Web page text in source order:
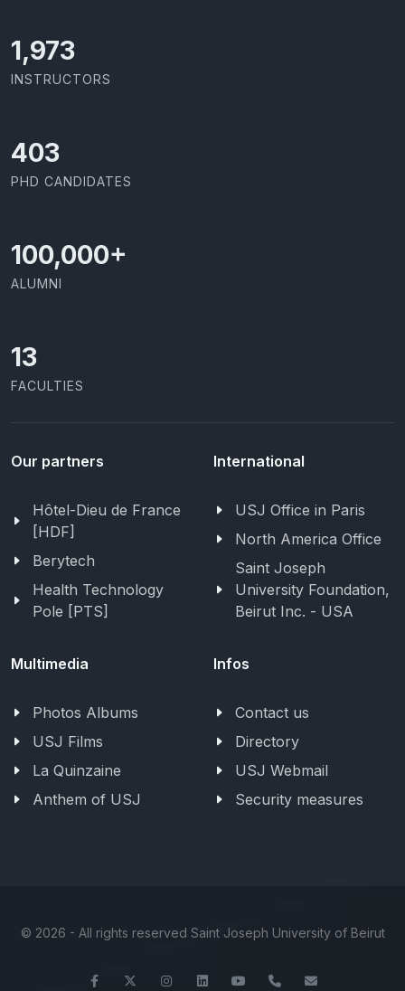
2,086
INSTRUCTORS
426
PHD CANDIDATES
100,000+
ALUMNI
13
FACULTIES
Our partners
Hôtel-Dieu de France
[HDF]
Berytech
Health Technology
Pole [PTS]
International
USJ Office in Paris
North America Office
Saint Joseph
University Foundation,
Beirut Inc. - USA
Multimedia
Photos Albums
USJ Films
La Quinzaine
Anthem of USJ
Infos
Contact us
Directory
USJ Webmail
Security measures
© 2026 - All rights reserved Saint Joseph University of Beirut
FacebookTwitter InstagramLinkedInYouTube+961-1-421000